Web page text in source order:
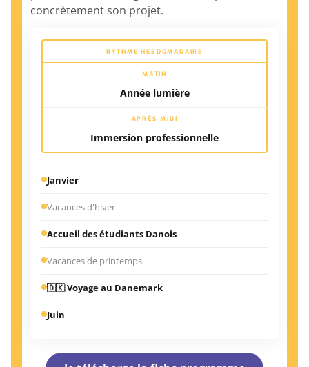
concrètement son projet.
RYTHME HEBDOMADAIRE
MATIN
Année lumière
APRÈS-MIDI
Immersion professionnelle
Janvier
Vacances d'hiver
Accueil des étudiants Danois
Vacances de printemps
🇩🇰 Voyage au Danemark
Juin